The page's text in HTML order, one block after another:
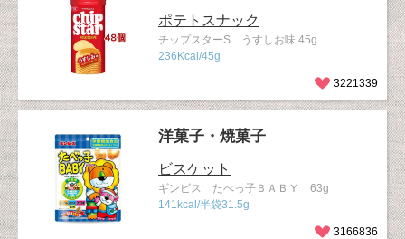
ポテトスナック
チップスターS うすしお味 45g
236Kcal/45g
3221339
洋菓子・焼菓子
ビスケット
ギンビス たべっ子ＢＡＢＹ 63g
141kcal/半袋31.5g
3166836